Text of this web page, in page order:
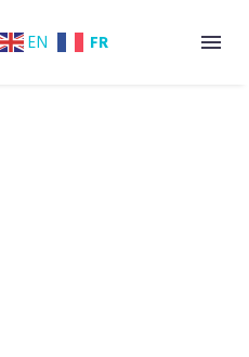
EN FR